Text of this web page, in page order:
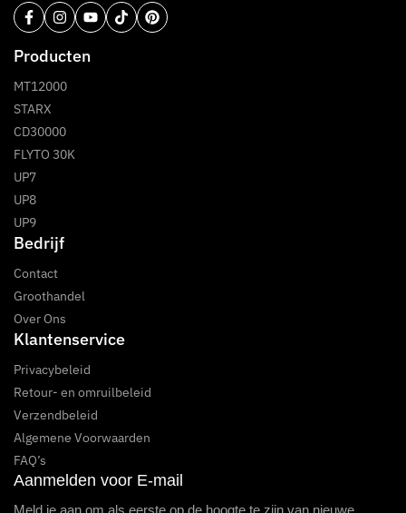
Producten
MT12000
STARX
CD30000
FLYTO 30K
UP7
UP8
UP9
Bedrijf
Contact
Groothandel
Over Ons
Klantenservice
Privacybeleid
Retour- en omruilbeleid
Verzendbeleid
Algemene Voorwaarden
FAQ’s
Aanmelden voor E-mail
Meld je aan om als eerste op de hoogte te zijn van nieuwe